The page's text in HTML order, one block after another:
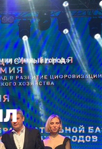
«Умный город»